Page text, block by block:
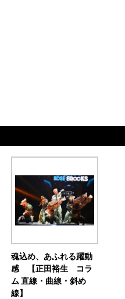
魂込め、あふれる躍動
感 【正田裕生 コラ
ム 直線・曲線・斜め
線】